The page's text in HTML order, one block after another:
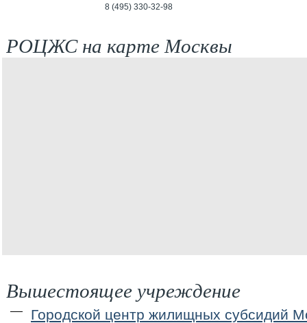
8 (495) 330-32-98
РОЦЖС на карте Москвы
Вышестоящее учреждение
Городской центр жилищных субсидий